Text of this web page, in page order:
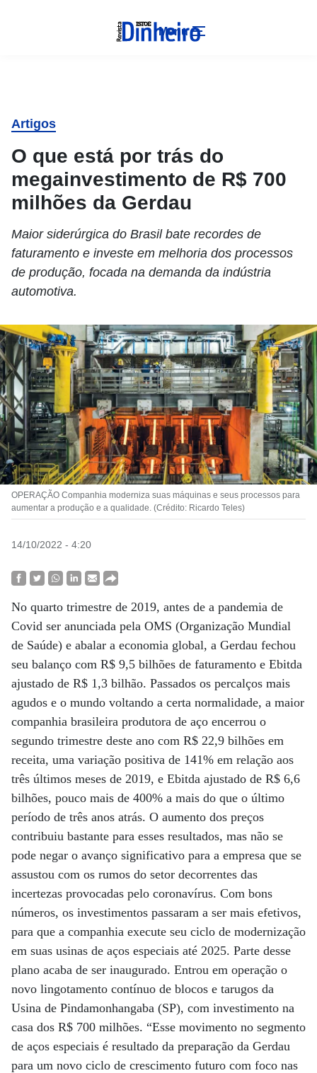
Menu
Artigos
O que está por trás do
megainvestimento de R$ 700
milhões da Gerdau
Maior siderúrgica do Brasil bate recordes de
faturamento e investe em melhoria dos processos
de produção, focada na demanda da indústria
automotiva.
OPERAÇÃO Companhia moderniza suas máquinas e seus processos para
aumentar a produção e a qualidade. (Crédito: Ricardo Teles)
14/10/2022 - 4:20
No quarto trimestre de 2019, antes de a pandemia de
Covid ser anunciada pela OMS (Organização Mundial
de Saúde) e abalar a economia global, a Gerdau fechou
seu balanço com R$ 9,5 bilhões de faturamento e Ebitda
ajustado de R$ 1,3 bilhão. Passados os percalços mais
agudos e o mundo voltando a certa normalidade, a maior
companhia brasileira produtora de aço encerrou o
segundo trimestre deste ano com R$ 22,9 bilhões em
receita, uma variação positiva de 141% em relação aos
três últimos meses de 2019, e Ebitda ajustado de R$ 6,6
bilhões, pouco mais de 400% a mais do que o último
período de três anos atrás. O aumento dos preços
contribuiu bastante para esses resultados, mas não se
pode negar o avanço significativo para a empresa que se
assustou com os rumos do setor decorrentes das
incertezas provocadas pelo coronavírus. Com bons
números, os investimentos passaram a ser mais efetivos,
para que a companhia execute seu ciclo de modernização
em suas usinas de aços especiais até 2025. Parte desse
plano acaba de ser inaugurado. Entrou em operação o
novo lingotamento contínuo de blocos e tarugos da
Usina de Pindamonhangaba (SP), com investimento na
casa dos R$ 700 milhões. “Esse movimento no segmento
de aços especiais é resultado da preparação da Gerdau
para um novo ciclo de crescimento futuro com foco nas